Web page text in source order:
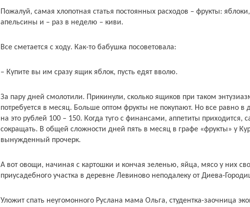
Пожалуй, самая хлопотная статья постоянных расходов – фрукты:
апельсины и – раз в неделю – киви.
Все сметается с ходу. Как-то бабушка посоветовала:
– Купите вы им сразу ящик яблок, пусть едят вволю.
За пару дней смолотили. Прикинули, сколько ящиков при таком
потребуется в месяц. Больше оптом фрукты не покупают. Но все равно в
на это рублей 100 – 150. Когда туго с финансами, аппетиты приходится,
сокращать. В общей сложности дней пять в месяц в графе «фрукты» у
вынужденный прочерк.
А вот овощи, начиная с картошки и кончая зеленью, яйца, мясо у них
приусадебного участка в деревне Левиново неподалеку от Диева-
Уложит спать неугомонного Руслана мама Ольга, студентка-заочница